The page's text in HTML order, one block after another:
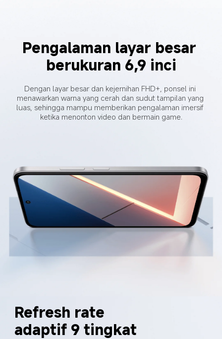
Pengalaman layar besar
berukuran 6,9 inci
Dengan layar besar dan kejernihan FHD+, ponsel ini
menawarkan warna yang cerah dan sudut tampilan yang
luas, sehingga mampu memberikan pengalaman imersif
ketika menonton video dan bermain game.
Refresh rate
adaptif 9 tingkat